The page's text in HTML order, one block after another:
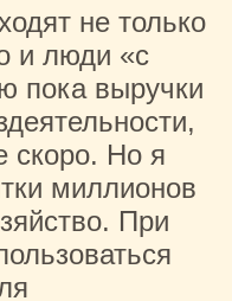
не только
и люди «с
пока выручки
скоро. Но я
миллионов
При